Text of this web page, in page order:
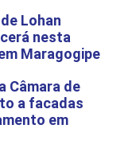
Lohan
nesta
Maragogipe
Câmara de
a facadas
em